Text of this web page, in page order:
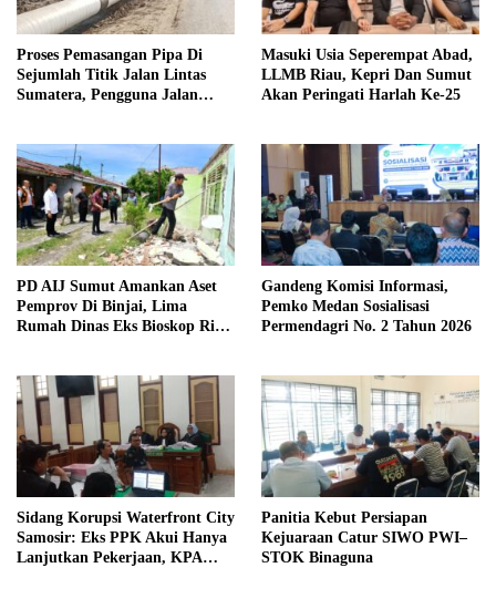
Proses Pemasangan Pipa Di
Sejumlah Titik Jalan Lintas
Sumatera, Pengguna Jalan
Masuki Usia Seperempat Abad,
LLMB Riau, Kepri Dan Sumut
Akan Peringati Harlah Ke-25
PD AIJ Sumut Amankan Aset
Pemprov Di Binjai, Lima
Rumah Dinas Eks Bioskop Ria
Gandeng Komisi Informasi,
Pemko Medan Sosialisasi
Permendagri No. 2 Tahun 2026
Sidang Korupsi Waterfront City
Samosir: Eks PPK Akui Hanya
Lanjutkan Pekerjaan, KPA
Panitia Kebut Persiapan
Kejuaraan Catur SIWO PWI–
STOK Binaguna